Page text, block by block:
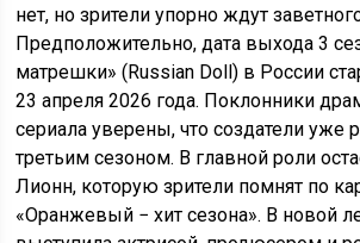
нет, но зрители упорно ждут
Предположительно, дата выхода 3
матрешки» (Russian Doll) в России
23 апреля 2026 года. Поклонники
сериала уверены, что создатели уже
третьим сезоном. В главной роли
Лионн, которую зрители помнят по
«Оранжевый − хит сезона». В новой